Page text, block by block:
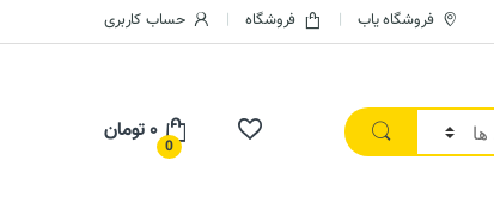
فروشگاه یاب فروشگاه حساب کاربری
0
۰تومان